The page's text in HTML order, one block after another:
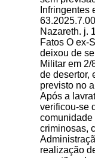
Infringentes
Nazareth. j.
Fatos O ex-
deixou de
Militar em
de desertor,
previsto no
Após a
verificou-se
comunidade
criminosas,
realização